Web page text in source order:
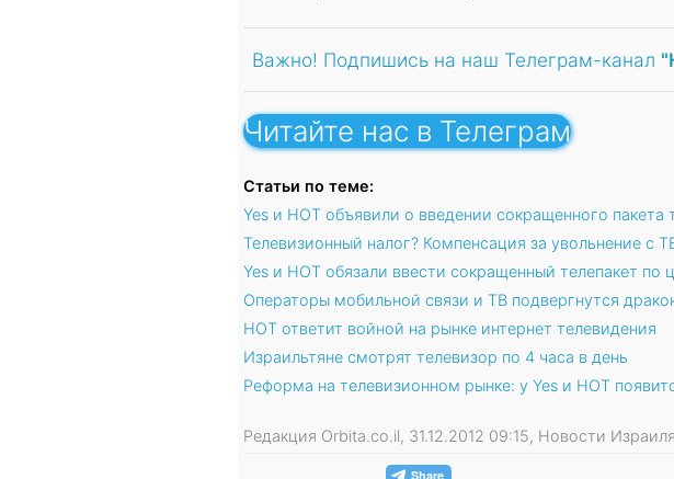
Важно! Подпишись на наш Телеграм-канал
Читайте нас в Телеграм
Статьи по теме:
Yes и HOT объявили о введении сокращенного пакета
Телевизионный налог? Компенсация за увольнение с
Yes и HOT обязали ввести сокращенный телепакет по
Операторы мобильной связи и ТВ подвергнутся
HOT ответит войной на рынке интернет телевидения
Израильтяне смотрят телевизор по 4 часа в день
Реформа на телевизионном рынке: у Yes и HOT
Редакция Orbita.co.il, 31.12.2012 09:15, Новости Израиля